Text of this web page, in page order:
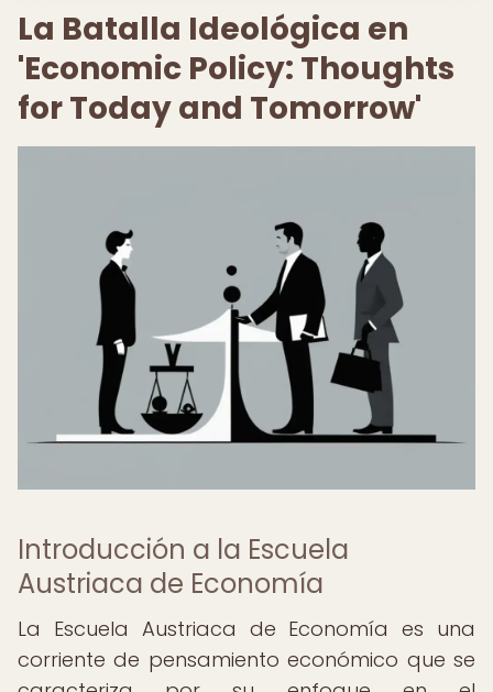
La Batalla Ideológica en
'Economic Policy: Thoughts
for Today and Tomorrow'
Introducción a la Escuela
Austriaca de Economía
La Escuela Austriaca de Economía es una
corriente de pensamiento económico que se